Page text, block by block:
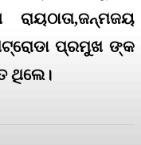
ରାୟଠାତା,ଜନ୍ମଜୟ
ପ୍ରମୁଖ ଙ୍କ
ଥିଲେ।